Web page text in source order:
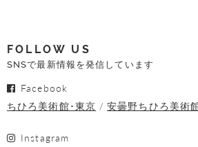
FOLLOW US
SNSで最新情報を発信しています
Facebook
ちひろ美術館･東京
安曇野ちひろ美術
Instagram